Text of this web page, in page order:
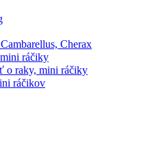
Cherax
ráčiky
o raky, mini ráčiky
ráčikov